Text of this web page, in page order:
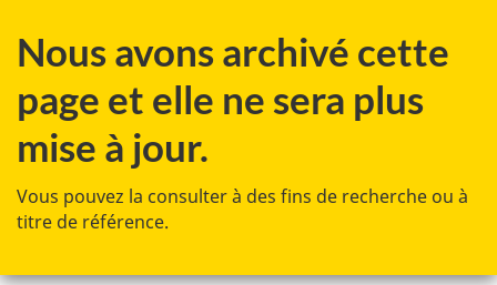
au
principal
à
Au
»
au
de
à
version
Nous avons archivé cette
page et elle ne sera plus
mise à jour.
Vous pouvez la consulter à des fins de recherche ou à
titre de référence.